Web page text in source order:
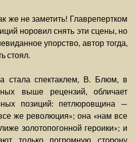
же не заметить! Главрепертком
норовил снять эти сцены, но
упорство, автор тогда,
стоял.
стала спектаклем, В. Блюм, в
выше рецензий, обличает
позиций: петлюровщина —
же революция»; она «нам все
золотопогонной героики»; и
только погромную сторону